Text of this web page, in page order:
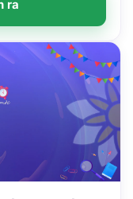
trang cho